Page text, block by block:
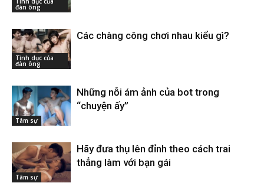
đàn ông
Tình dục của
đàn ông
Các chàng công chơi nhau kiểu gì?
Tâm sự
Những nỗi ám ảnh của bot trong
“chuyện ấy”
Tâm sự
Hãy đưa thụ lên đỉnh theo cách trai
thẳng làm với bạn gái